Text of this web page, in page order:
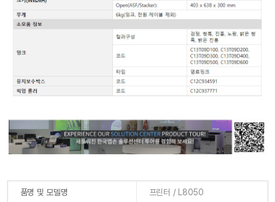
품명 및 모델명 프린터 / L8050